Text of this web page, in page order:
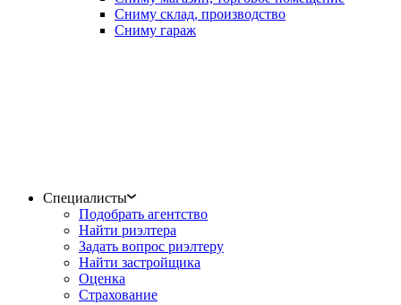
Сниму склад, производство
Сниму гараж
Специалисты
Подобрать агентство
Найти риэлтера
Задать вопрос риэлтеру
Найти застройщика
Оценка
Страхование